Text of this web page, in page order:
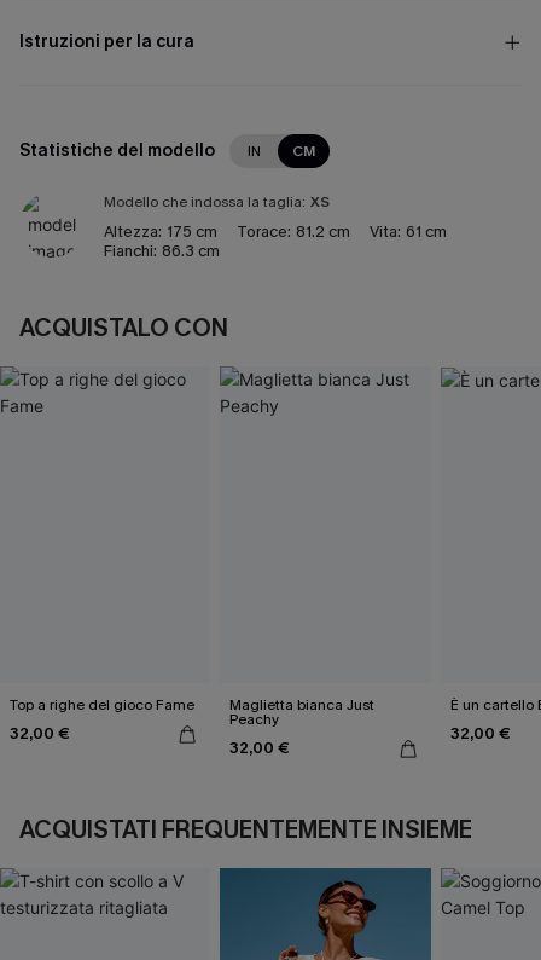
Istruzioni per la cura
Statistiche del modello IN CM
Modello che indossa la taglia: XS
Altezza: 175 cm Torace: 81.2 cm Vita: 61 cm
Fianchi: 86.3 cm
ACQUISTALO CON
Top a righe del gioco Fame
32,00 €
Maglietta bianca Just
Peachy
32,00 €
È un cartello
32,00 €
ACQUISTATI FREQUENTEMENTE INSIEME